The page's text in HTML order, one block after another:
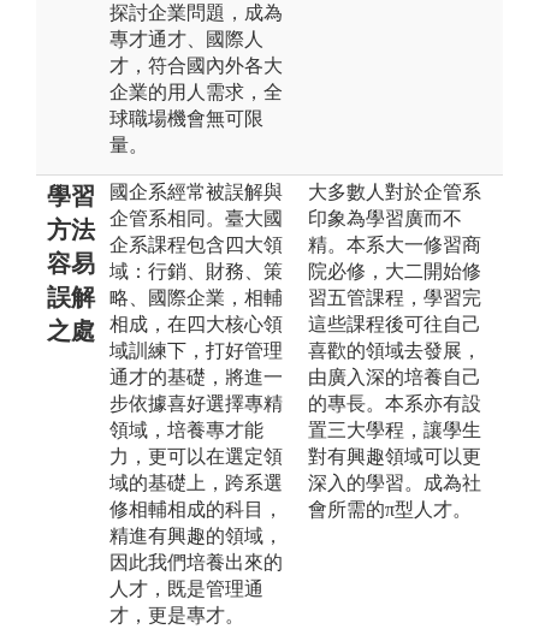
探討企業問題，成為
專才通才、國際人
才，符合國內外各大
企業的用人需求，全
球職場機會無可限
量。
學習
方法
容易
誤解
之處
國企系經常被誤解與
企管系相同。臺大國
企系課程包含四大領
域：行銷、財務、策
略、國際企業，相輔
相成，在四大核心領
域訓練下，打好管理
通才的基礎，將進一
步依據喜好選擇專精
領域，培養專才能
力，更可以在選定領
域的基礎上，跨系選
修相輔相成的科目，
精進有興趣的領域，
因此我們培養出來的
人才，既是管理通
才，更是專才。
大多數人對於企管系
印象為學習廣而不
精。本系大一修習商
院必修，大二開始修
習五管課程，學習完
這些課程後可往自己
喜歡的領域去發展，
由廣入深的培養自己
的專長。本系亦有設
置三大學程，讓學生
對有興趣領域可以更
深入的學習。成為社
會所需的π型人才。